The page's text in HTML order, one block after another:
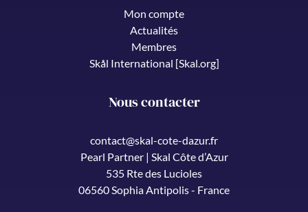
Mon compte
Actualités
Membres
Skål International [Skal.org]
Nous contacter
contact@skal-cote-dazur.fr
Pearl Partner | Skal Côte d’Azur
535 Rte des Lucioles
06560 Sophia Antipolis - France